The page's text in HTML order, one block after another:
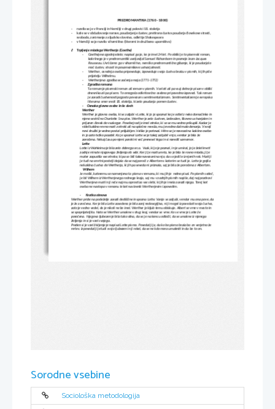
PREDROMANTIKA (1760 - 1800)
razvila se je v Franciji in Nemčiji v drugi polovici 18. stoletja
kaže se v občudovanje narave, poudarjanje čustev, pretirana čustva poudarja človekove strasti,
svobodo, zanimanje za ljudsko slovstvo, odkritje Shakespeara
-
v Nemčiji se je razvilo viharništvo (literarni in družbeno uporništvo)

Trpljenje mladega Wertherja (Goethe)
-
Goethejevo zgodnje delo; napisal ga je, ko je imel 24 let. Po obliki je to pisemski roman,
kakršnega je v predromantiki uveljavljal Samuel Richardsom in pozneje Jean-Jacques
Rousseau. Uvrščamo ga v viharništvo, nemško predromantično gibanje, ki je poudarjalo
moč čustev, strasti in posameznikove ustvarjalnosti.
-
Werther, osrednja oseba pripoveduje, izpoveduje svoja čustva bralcu v pismih, ki jih piše
prijatelju Wilhelmu.
-
Wertherjeva zgodba se začenja maja (1771-1772)
-
Zgradba romana
Ta roman je pisemski roman ali roman v pismih. V celoti ali pa vsaj delno je pisan v obliki
dnevnika ali pa pisem. To omogoča odkritosrčno osebno pripovedno izpoved. Tak roman
je zaradi čustvenosti pogosto povezan s sentimentalizmom. Sentimentalizem je evropska
literarna smer sredi 18. stoletja, ki zelo poudarja pomen čustev.
-     Oznaka glavne osebe in še dveh
Werther
Werther je glavna oseba, ki se zaljubi v Lotte, ki jo je spoznal ko je odšel z neko domačinko in
njeno sestrično Charlotte S na ples. Werther je zelo čustven, izobražen, likovno ustvarjalen in
prijazen človek do vsakogar. Posebej rad je imel otroke, ki so se mu vedno prikupili. Kadar je
videl kakšno revno mati z otroki ali na splošno reveža, mu je vedno dal malo denarja. V svoji
novi družbi je vedno postal priljubljen. Veliko je potoval. Hitro se je navezal na kakšno osebo
in jo zato težko pozabil. Ko je spoznal Lotte se je takoj zaljubil v njo, vendar je bila že
zaročena. Nekaj časa po njeni poroki ni več prenesel tega in si naredil samomor.
Lotte
Lotte iz Wahleima je bila zelo dobrega srca.  Vsak, ki jo je poznal, in je umiral, jo je želel imeti
zadnje minute njegovega življenja ob sebi. Ker ji je mati umrla, ko je bila še rosno mlada, ji je
mater zapustila vse otroke, ki pa so bili tako navezani na njo, da so jedi le iz njenih rok. Mati ji
je tudi na smrtni postelji dejala da se naj poroči z Albertom s katerim se tudi je. Lotte je gojila
nekakšna čustva do Wertherja, ki jih pa seveda ni priznala, saj je bila že poročena z Albertom.
Wilhem
Je moški, kateremu so namenjena ta pisma v romanu, ki mu jih je  redno pisal. Po pismih sodeč,
je bil Wilhem iz Wertherjevega rodnega kraja, saj mu v zadnjih pismih napiše, daj naj pozdravi
Wertherjevo mati in ji reče naj mu oprosti za vse skrbi, ki jih je imela zaradi njega. Torej kot
oseba ne nastopa v romanu le kot naslovnik Wertherjevim izpovedim.
-
Kratka obnova
Werther pride na podeželje zaradi dediščine in spozna Lotte. Vanjo se zaljubi, vendar mu ona pove, da
je že zaročena. Ker je bila Lotte zasedena je bila zanj nedosegljiva, ni ji mogel izpovedati svoja čustva,
zato je vedno vedel, da je nikoli ne bo imel. Werther jo kljub temu obiskuje. Albert se vrne v mesto in
se spoprijateljita. Nato se Werther umakne v drug kraj, vendar se vrne. Ko se vrne je Lotte že
poročena.  Njegova ljubezen je bila tako silna, da se je na koncu odločil, da se umakne iz njenega
življenja in si je vzel svojega.
Preden si je vzel življenje je napisal Lotte pismo. Povedal ji je, da ko bo pismo brala bo on verjetno že
mrtev. Izpovedal ji je tudi svojo ljubezen in ji rekel, da se ne kdo mora umakniti in da bo to on.
Sorodne vsebine
Sociološka metodologija